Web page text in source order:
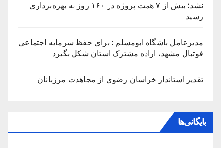
نشد؛ بیش از ۷ همت پروژه در ۱۶۰ روز به بهره‌برداری
رسید
مدیرعامل باشگاه ابومسلم : برای حفظ سرمایه اجتماعی
فوتبال مشهد، اراده مشترک استان شکل بگیرد
تقدیر استاندار خراسان رضوی از مجاهدت مرزبانان
بایگانی‌ها